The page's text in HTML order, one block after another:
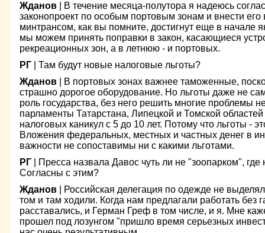
Жданов | В течение месяца-полутора я надеюсь
законопроект по особым портовым зонам и внести его
минтрансом, как вы помните, достигнут еще в начале
мы можем принять поправки в закон, касающиеся
рекреационных зон, а в летнюю - и портовых.
РГ | Там будут новые налоговые льготы?
Жданов | В портовых зонах важнее таможенные,
страшно дорогое оборудование. Но льготы даже не
роль государства, без него решить многие проблемы
парламенты Татарстана, Липецкой и Томской
налоговых каникул с 5 до 10 лет. Потому что льготы -
Вложения федеральных, местных и частных денег в
важности не сопоставимы ни с какими льготами.
РГ | Пресса назвала Давос чуть ли не "зоопарком",
Согласны с этим?
Жданов | Российская делегация по одежде не
том и там ходили. Когда нам предлагали работать без
расставались, и Герман Греф в том числе, и я. Мне
прошел под лозунгом "пришло время серьезных